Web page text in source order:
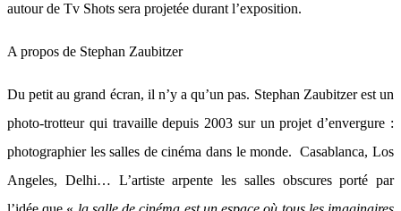
autour de Tv Shots sera projetée durant l’exposition.
A propos de Stephan Zaubitzer
Du petit au grand écran, il n’y a qu’un pas. Stephan Zaubitzer est un
photo-trotteur qui travaille depuis 2003 sur un projet d’envergure :
photographier les salles de cinéma dans le monde. Casablanca, Los
Angeles, Delhi… L’artiste arpente les salles obscures porté par